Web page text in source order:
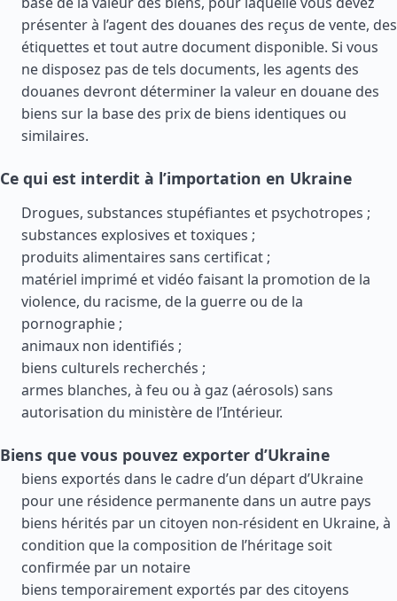
présenter à l’agent des douanes des reçus de vente, des
étiquettes et tout autre document disponible. Si vous
ne disposez pas de tels documents, les agents des
douanes devront déterminer la valeur en douane des
biens sur la base des prix de biens identiques ou
similaires.
Ce qui est interdit à l’importation en Ukraine
Drogues, substances stupéfiantes et psychotropes ;
substances explosives et toxiques ;
produits alimentaires sans certificat ;
matériel imprimé et vidéo faisant la promotion de la
violence, du racisme, de la guerre ou de la
pornographie ;
animaux non identifiés ;
biens culturels recherchés ;
armes blanches, à feu ou à gaz (aérosols) sans
autorisation du ministère de l’Intérieur.
Biens que vous pouvez exporter d’Ukraine
biens exportés dans le cadre d’un départ d’Ukraine
pour une résidence permanente dans un autre pays
biens hérités par un citoyen non-résident en Ukraine, à
condition que la composition de l’héritage soit
confirmée par un notaire
biens temporairement exportés par des citoyens